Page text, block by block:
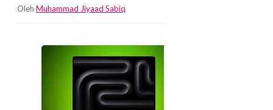
Oleh Muhammad Jiyaad Sabiq